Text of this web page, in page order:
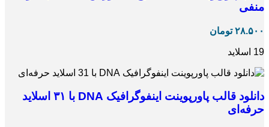
منفی
۲۸.۵۰۰ تومان
19 اسلاید
دانلود قالب پاورپوینت اینفوگرافیک DNA با ۳۱ اسلاید
حرفه‌ای